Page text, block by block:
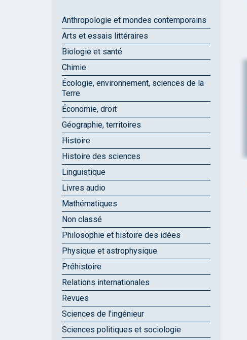
Anthropologie et mondes contemporains
Arts et essais littéraires
Biologie et santé
Chimie
Écologie, environnement, sciences de la
Terre
Économie, droit
Géographie, territoires
Histoire
Histoire des sciences
Linguistique
Livres audio
Mathématiques
Non classé
Philosophie et histoire des idées
Physique et astrophysique
Préhistoire
Relations internationales
Revues
Sciences de l'ingénieur
Sciences politiques et sociologie